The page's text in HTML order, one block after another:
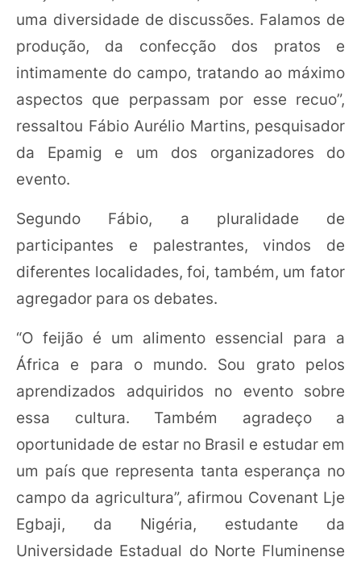
uma diversidade de discussões. Falamos de
produção, da confecção dos pratos e
intimamente do campo, tratando ao máximo
aspectos que perpassam por esse recuo”,
ressaltou Fábio Aurélio Martins, pesquisador
da Epamig e um dos organizadores do
evento.
Segundo Fábio, a pluralidade de
participantes e palestrantes, vindos de
diferentes localidades, foi, também, um fator
agregador para os debates.
“O feijão é um alimento essencial para a
África e para o mundo. Sou grato pelos
aprendizados adquiridos no evento sobre
essa cultura. Também agradeço a
oportunidade de estar no Brasil e estudar em
um país que representa tanta esperança no
campo da agricultura”, afirmou Covenant Lje
Egbaji, da Nigéria, estudante da
Universidade Estadual do Norte Fluminense